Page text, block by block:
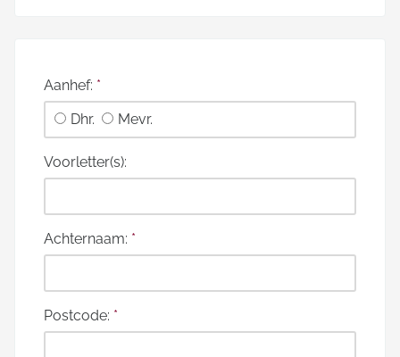
Aanhef: *
Dhr.
Mevr.
Voorletter(s):
Achternaam: *
Postcode: *